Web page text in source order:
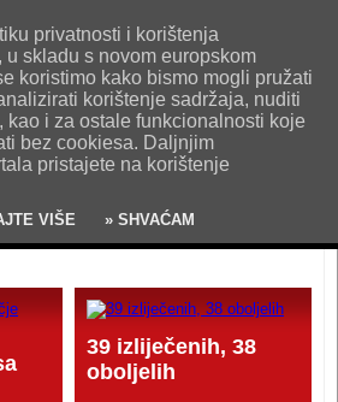
Impresum
Uvjeti korištenja
39 izliječenih, 38
oboljelih
privatnosti i korištenja
skladu s novom europskom
koristimo kako bismo mogli pružati
korištenje sadržaja, nuditi
i za ostale funkcionalnosti koje
bez cookiesa. Daljnjim
pristajete na korištenje
VIŠE » SHVAĆAM